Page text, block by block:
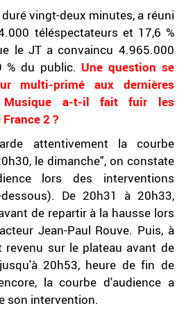
vingt-deux minutes, a réuni
téléspectateurs et 17,6 %
le JT a convaincu 4.965.000
% du public. Une question se
multi-primé aux dernières
a-t-il fait fuir les
2 ?
attentivement la courbe
le dimanche", on constate
lors des interventions
De 20h31 à 20h33,
de repartir à la hausse lors
Jean-Paul Rouve. Puis, à
revenu sur le plateau avant de
20h53, heure de fin de
la courbe d'audience a
son intervention.